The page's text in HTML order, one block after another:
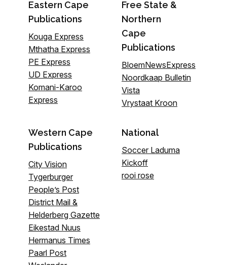
Eastern Cape
Publications
Kouga Express
Mthatha Express
PE Express
UD Express
Komani-Karoo
Express
Free State &
Northern
Cape
Publications
BloemNewsExpress
Noordkaap Bulletin
Vista
Vrystaat Kroon
Western Cape
Publications
City Vision
Tygerburger
People’s Post
District Mail &
Helderberg Gazette
Eikestad Nuus
Hermanus Times
Paarl Post
National
Soccer Laduma
Kickoff
rooi rose